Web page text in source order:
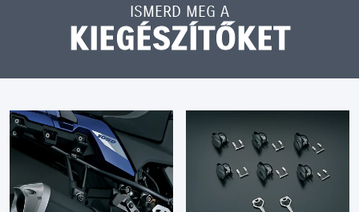
ISMERD MEG A
KIEGÉSZÍTŐKET